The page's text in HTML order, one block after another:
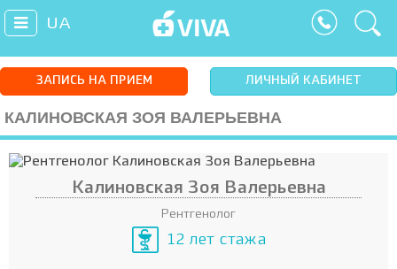
UA
ЗАПИСЬ НА ПРИЕМ ЛИЧНЫЙ КАБИНЕТ
КАЛИНОВСКАЯ ЗОЯ ВАЛЕРЬЕВНА
Калиновская Зоя Валерьевна
Рентгенолог
12 лет стажа